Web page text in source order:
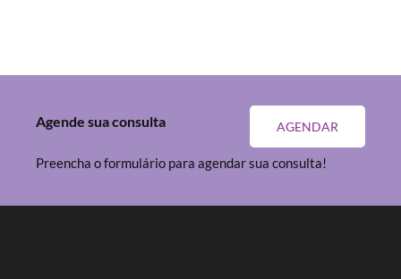
AGENDAR
Agende sua consulta
Preencha o formulário para agendar sua consulta!